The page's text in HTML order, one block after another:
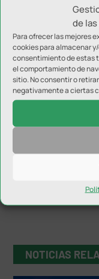
de
Para ofrecer las mejores
cookies para almacenar
consentimiento de estas
el comportamiento de
sitio. No consentir o
negativamente a ciertas
NOTICIAS